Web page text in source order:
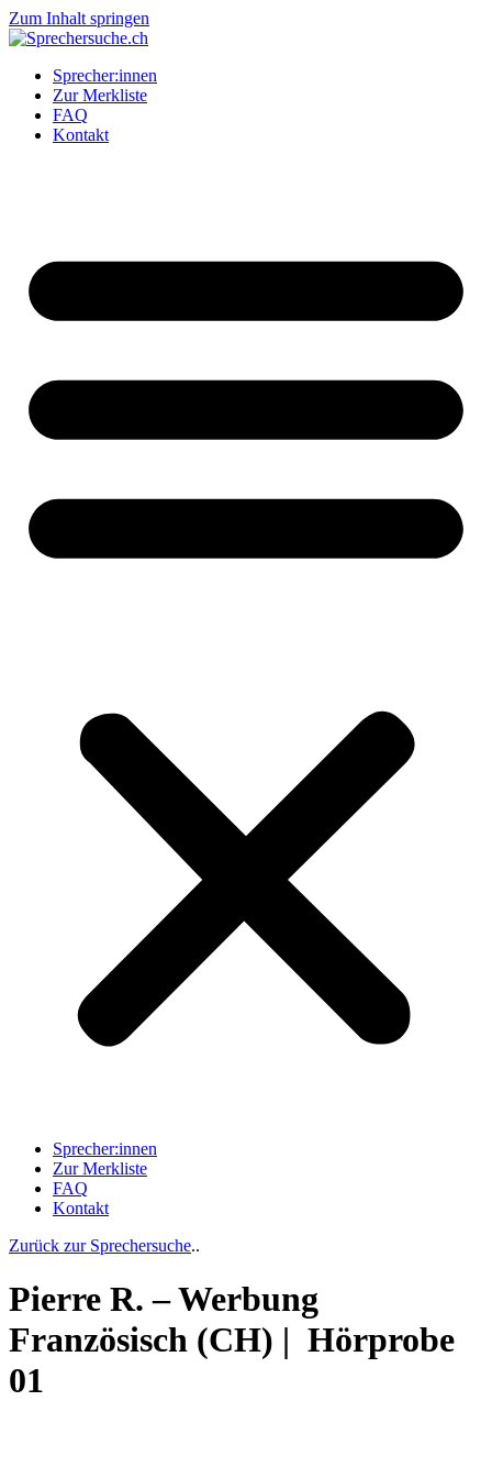
Zum Inhalt springen
Sprecher:innen
Zur Merkliste
FAQ
Kontakt
Sprecher:innen
Zur Merkliste
FAQ
Kontakt
Zurück zur Sprechersuche..
Pierre R. – Werbung
Französisch (CH) | Hörprobe
01